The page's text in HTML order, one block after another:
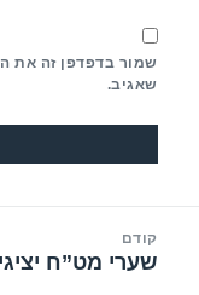
שמור בדפדפן זה את
שאגיב.
קודם
הפוסט
שערי מט”ח יציגים